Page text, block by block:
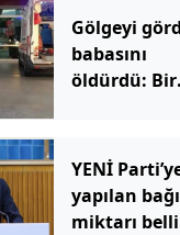
Gölgeyi
babasını
öldürdü: Bir
YENİ
yapılan
miktarı belli